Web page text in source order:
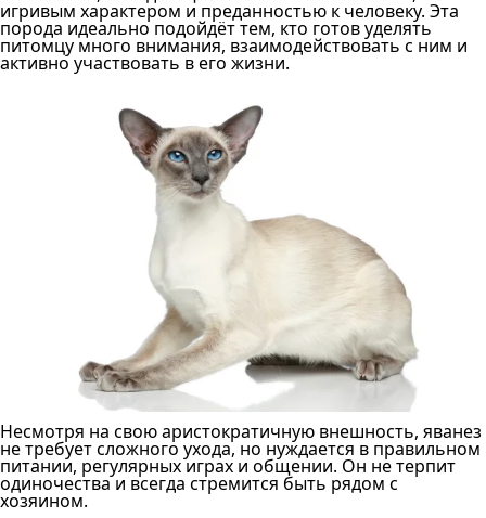
игривым характером и преданностью к человеку. Эта
порода идеально подойдёт тем, кто готов уделять
питомцу много внимания, взаимодействовать с ним и
активно участвовать в его жизни.
Несмотря на свою аристократичную внешность, яванез
не требует сложного ухода, но нуждается в правильном
питании, регулярных играх и общении. Он не терпит
одиночества и всегда стремится быть рядом с
хозяином.